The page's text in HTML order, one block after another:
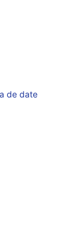
de date